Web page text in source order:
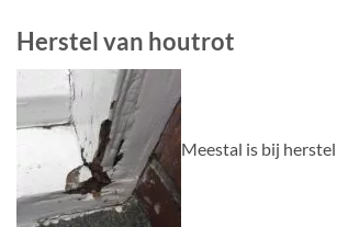
Herstel van houtrot
Meestal is bij